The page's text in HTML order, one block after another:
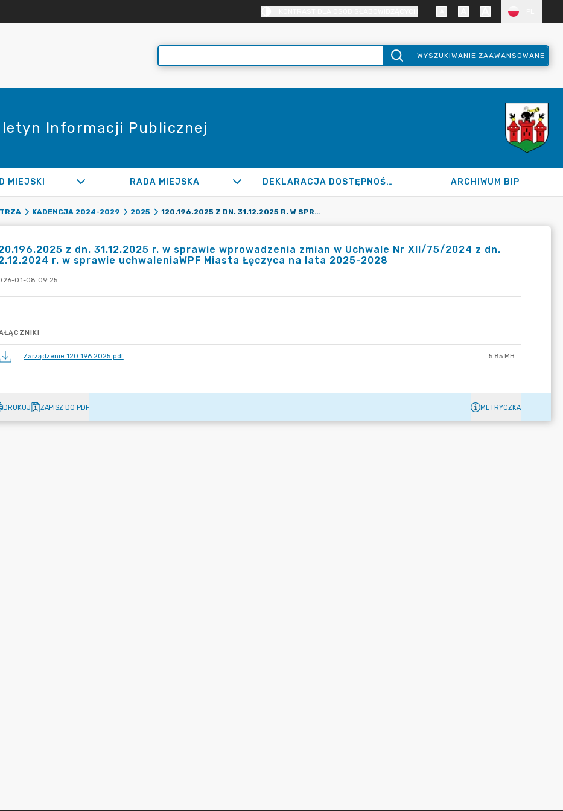
WYSZUKIWANIE ZAAWANSOWANE
Informacji Publicznej
MIEJSKI RADA MIEJSKA DEKLARACJA DOSTĘPNOŚCI ARCHIWUM BIP
KADENCJA 2024-2029 2025 120.196.2025 Z DN. 31.12.2025 R. W SPRAWIE WPROWADZENIA ZMIAN W UCHWALE NR XII/75/2024 Z DN. 12.12.2024 R. W SPRAWIE UCHWALENIAWPF MIASTA ŁĘCZYCA NA LATA 2025-2028
z dn. 31.12.2025 r. w sprawie wprowadzenia zmian w Uchwale Nr XII/75/2024 z dn.
r. w sprawie uchwaleniaWPF Miasta Łęczyca na lata 2025-2028
01-08 09:25
Zarządzenie 120.196.2025.pdf 5.85 MB
DRUKUJ ZAPISZ DO PDF METRYCZKA